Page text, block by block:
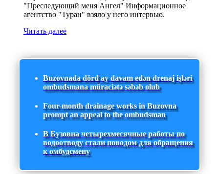
"Преследующий меня Ангел" Информационное
агентство "Туран" взяло у него интервью.
Читать далее
Buzovnada dörd ay davam edən drenaj işləri
ombudsmana müraciətə səbəb olub
Four-month drainage works in Buzovna
prompt an appeal to the ombudsman
В Бузовна четырехмесячные работы по
водоотводу стали поводом для обращения
к омбудсмену